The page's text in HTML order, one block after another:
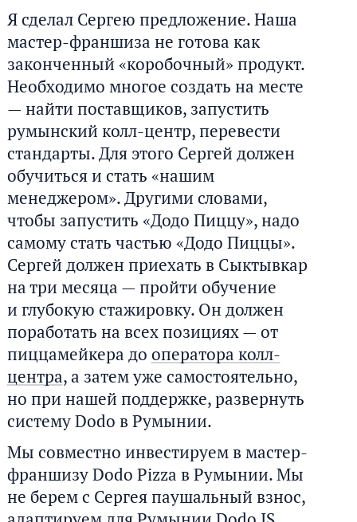
Я сделал Сергею предложение. Наша
мастер-франшиза не готова как
законченный «коробочный» продукт.
Необходимо многое создать на месте
— найти поставщиков, запустить
румынский колл-центр, перевести
стандарты. Для этого Сергей должен
обучиться и стать «нашим
менеджером». Другими словами,
чтобы запустить «Додо Пиццу», надо
самому стать частью «Додо Пиццы».
Сергей должен приехать в Сыктывкар
на три месяца — пройти обучение
и глубокую стажировку. Он должен
поработать на всех позициях — от
пиццамейкера до оператора колл-
центра, а затем уже самостоятельно,
но при нашей поддержке, развернуть
систему Dodo в Румынии.
Мы совместно инвестируем в мастер-
франшизу Dodo Pizza в Румынии. Мы
не берем с Сергея паушальный взнос,